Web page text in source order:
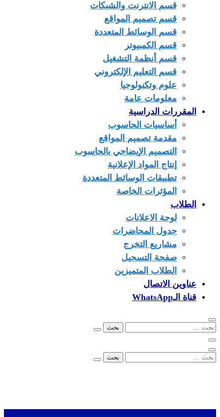
قسم الانترنت والشبكات
قسم تصميم المواقع
قسم الوسائط المتعددة
قسم الكمبيوتر
قسم أنظمة التشغيل
قسم التعليم الإلكتروني
علوم وتكنولوجيا
معلومات عامة
المقررات الدراسية
أساسيات الحاسوب
مقدمة تصميم المواقع
التصميم الإيضاحي بالحاسوب
إنتاج المواد الإعلانية
تطبيقات الوسائط المتعددة
المؤثرات الخاصة
الطلاب
لوحة الاعلانات
جدول المحاضرات
مشاريع التخرج
صفحة التسجيل
الطلاب المتميزين
عناوين الاتصال
قناة الـWhatsApp
البحث
عن:
البحث